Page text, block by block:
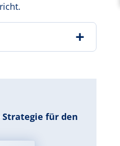
Strategie für den